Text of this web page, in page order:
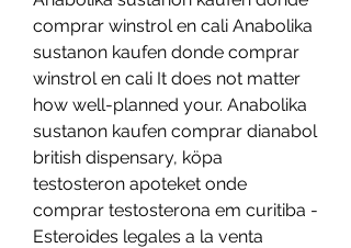
comprar winstrol en cali Anabolika
sustanon kaufen donde comprar
winstrol en cali It does not matter
how well-planned your. Anabolika
sustanon kaufen comprar dianabol
british dispensary, köpa
testosteron apoteket onde
comprar testosterona em curitiba -
Esteroides legales a la venta